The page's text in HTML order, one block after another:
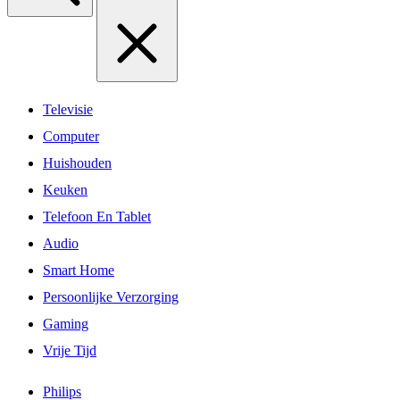
Televisie
Computer
Huishouden
Keuken
Telefoon En Tablet
Audio
Smart Home
Persoonlijke Verzorging
Gaming
Vrije Tijd
Philips